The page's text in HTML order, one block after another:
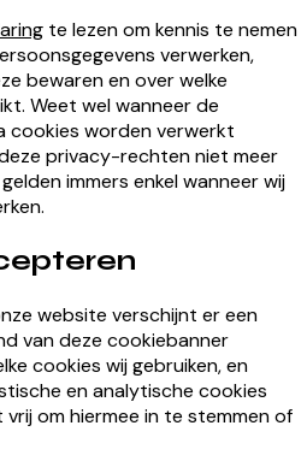
te lezen om kennis te nemen
verwerken,
bewaren en over welke
Weet wel wanneer de
cookies worden verwerkt
privacy-rechten niet meer
immers enkel wanneer wij
website verschijnt er een
van deze cookiebanner
cookies wij gebruiken, en
en analytische cookies
om hiermee in te stemmen of